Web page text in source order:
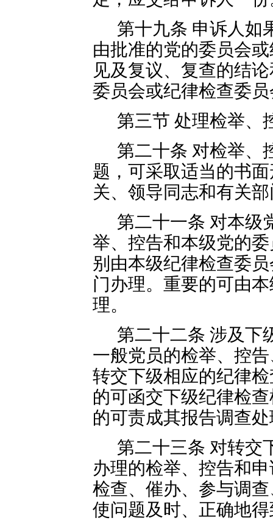
第十九条 申诉人如
由批准的党的委员会
见及复议、复查的结
委员会或纪律检查委
第三节 处理检举、
第二十条 对检举、
题，可采取适当的书
关、领导同志和有关
第二十一条 对本级
举、控告和本级党的
别由本级纪律检查委
门办理。重要的可由
理。
第二十二条 涉及下
一般党员的检举、控
转交下级相应的纪律
的可函交下级纪律检
的可责成其报告调查
第二十三条 对转交
办理的检举、控告和
检查、催办、参与调
使问题及时、正确地